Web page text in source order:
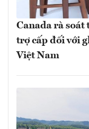
Canada rà soát
trợ cấp đối với
Việt Nam